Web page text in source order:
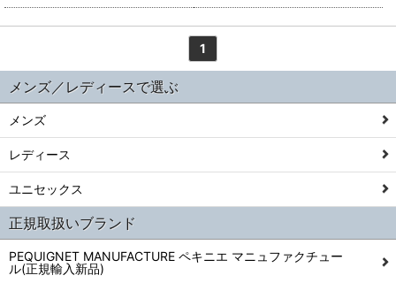
1
メンズ／レディースで選ぶ
メンズ
レディース
ユニセックス
正規取扱いブランド
PEQUIGNET MANUFACTURE ペキニエ マニュファクチュー
ル(正規輸入新品)